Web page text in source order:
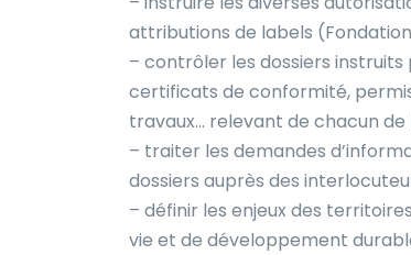
attributions de labels
– contrôler les dossiers instruits
certificats de conformité,
travaux… relevant de chacun
– traiter les demandes
dossiers auprès des
– définir les enjeux des
vie et de développement